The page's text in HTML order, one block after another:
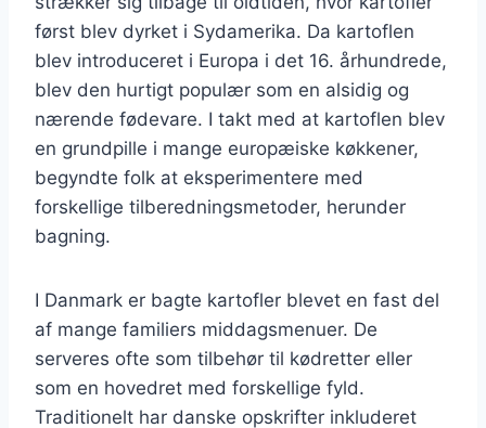
først blev dyrket i Sydamerika. Da kartoflen
blev introduceret i Europa i det 16. århundrede,
blev den hurtigt populær som en alsidig og
nærende fødevare. I takt med at kartoflen blev
en grundpille i mange europæiske køkkener,
begyndte folk at eksperimentere med
forskellige tilberedningsmetoder, herunder
bagning.
I Danmark er bagte kartofler blevet en fast del
af mange familiers middagsmenuer. De
serveres ofte som tilbehør til kødretter eller
som en hovedret med forskellige fyld.
Traditionelt har danske opskrifter inkluderet